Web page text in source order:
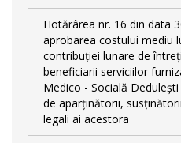
Hotărârea nr. 16 din data
aprobarea costului mediu
contribuției lunare de
beneficiarii serviciilor
Medico - Socială
de aparținătorii,
legali ai acestora